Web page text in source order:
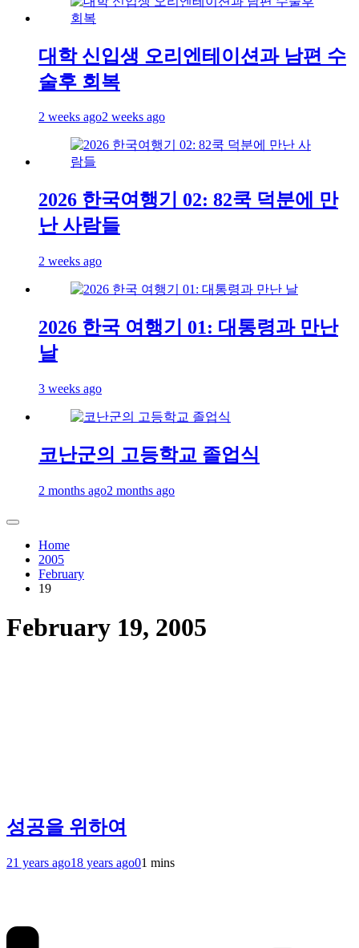
대학 신입생 오리엔테이션과 남편 수
술후 회복
2 weeks ago2 weeks ago
2026 한국여행기 02: 82쿡 덕분에 만
난 사람들
2 weeks ago
2026 한국 여행기 01: 대통령과 만난
날
3 weeks ago
코난군의 고등학교 졸업식
2 months ago2 months ago
Home
2005
February
19
February 19, 2005
성공을 위하여
21 years ago18 years ago01 mins